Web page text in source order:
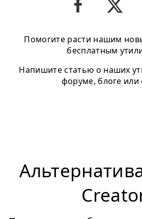
Помогите расти нашим
бесплатным
Напишите статью о наших
форуме, блоге или